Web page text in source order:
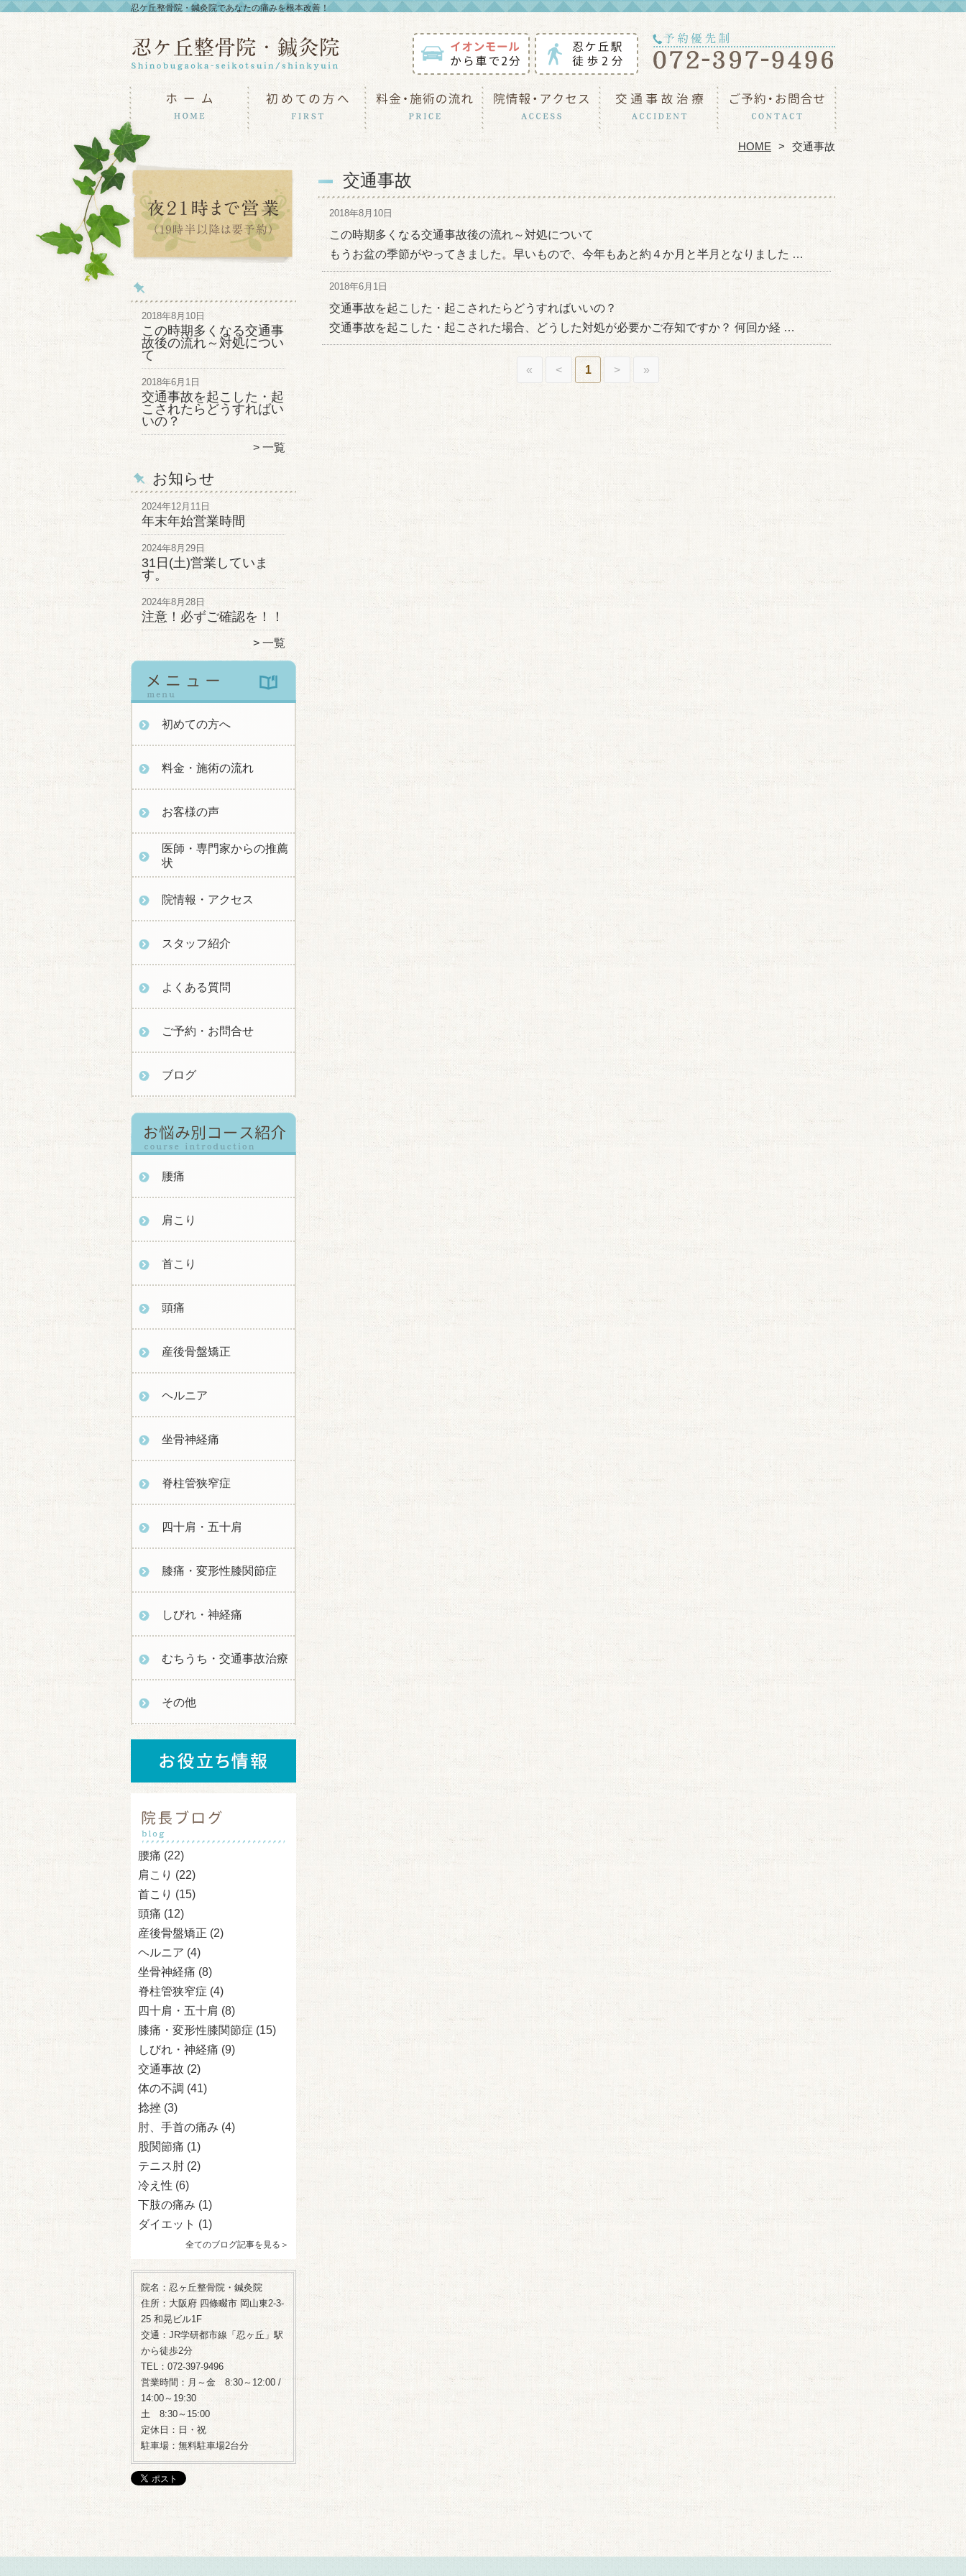
忍ケ丘整骨院・鍼灸院であなたの痛みを根本改善！
HOME 交通事故
2018年8月10日
この時期多くなる交通事
故後の流れ～対処につい
て
2018年6月1日
交通事故を起こした・起
こされたらどうすればい
いの？
一覧
お知らせ
2024年12月11日
年末年始営業時間
2024年8月29日
31日(土)営業していま
す。
2024年8月28日
注意！必ずご確認を！！
一覧
初めての方へ
料金・施術の流れ
お客様の声
医師・専門家からの推薦
状
院情報・アクセス
スタッフ紹介
よくある質問
ご予約・お問合せ
ブログ
腰痛
肩こり
首こり
頭痛
産後骨盤矯正
ヘルニア
坐骨神経痛
脊柱管狭窄症
四十肩・五十肩
膝痛・変形性膝関節症
しびれ・神経痛
むちうち・交通事故治療
その他
腰痛 (22)
肩こり (22)
首こり (15)
頭痛 (12)
産後骨盤矯正 (2)
ヘルニア (4)
坐骨神経痛 (8)
脊柱管狭窄症 (4)
四十肩・五十肩 (8)
膝痛・変形性膝関節症 (15)
しびれ・神経痛 (9)
交通事故 (2)
体の不調 (41)
捻挫 (3)
肘、手首の痛み (4)
股関節痛 (1)
テニス肘 (2)
冷え性 (6)
下肢の痛み (1)
ダイエット (1)
全てのブログ記事を見る＞
院名：忍ヶ丘整骨院・鍼灸院
住所：大阪府 四條畷市 岡山東2-3-
25 和晃ビル1F
交通：JR学研都市線「忍ヶ丘」駅
から徒歩2分
TEL：072-397-9496
営業時間：月～金 8:30～12:00 /
14:00～19:30
土 8:30～15:00
定休日：日・祝
駐車場：無料駐車場2台分
交通事故
2018年8月10日
この時期多くなる交通事故後の流れ～対処について
もうお盆の季節がやってきました。早いもので、今年もあと約４か月と半月となりました …
2018年6月1日
交通事故を起こした・起こされたらどうすればいいの？
交通事故を起こした・起こされた場合、どうした対処が必要かご存知ですか？ 何回か経 …
« < 1 > »